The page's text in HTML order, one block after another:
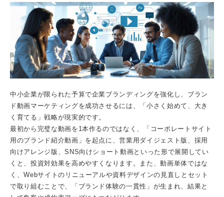
中小企業が限られた予算で企業ブランディングを強化し、ブラン
ド動画マーケティングを成功させるには、「小さく始めて、大き
く育てる」戦略が現実的です。
最初から完璧な動画を1本作るのではなく、「コーポレートサイト
用のブランド紹介動画」を起点に、営業用ダイジェスト版、採用
向けアレンジ版、SNS向けショート動画といった形で展開してい
くと、投資対効果を高めやすくなります。また、動画単体ではな
く、Webサイトのリニューアルや資料デザインの見直しとセット
で取り組むことで、「ブランド体験の一貫性」が生まれ、結果と